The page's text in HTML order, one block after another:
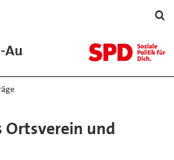
​Au
Ortsverein und